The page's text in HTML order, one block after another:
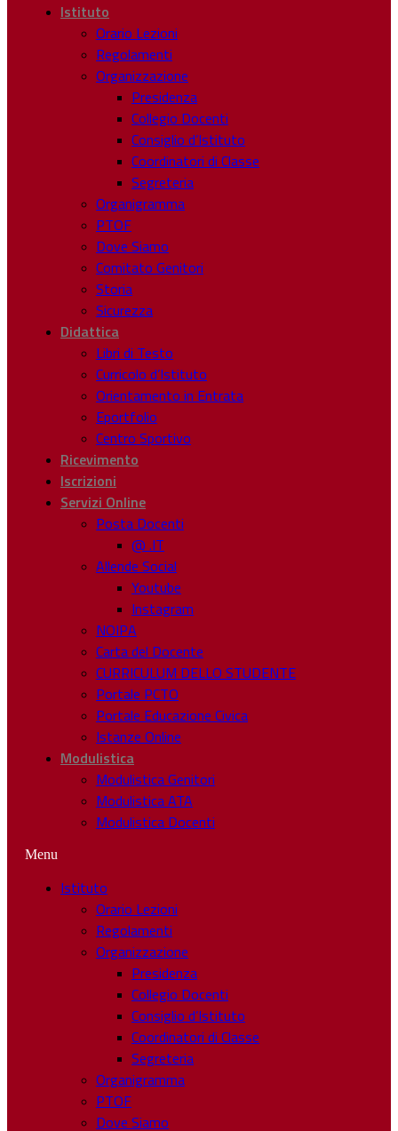
Istituto
Orario Lezioni
Regolamenti
Organizzazione
Presidenza
Collegio Docenti
Consiglio d’Istituto
Coordinatori di Classe
Segreteria
Organigramma
PTOF
Dove Siamo
Comitato Genitori
Storia
Sicurezza
Didattica
Libri di Testo
Curricolo d’Istituto
Orientamento in Entrata
Eportfolio
Centro Sportivo
Ricevimento
Iscrizioni
Servizi Online
Posta Docenti
@ .IT
Allende Social
Youtube
Instagram
NOIPA
Carta del Docente
CURRICULUM DELLO STUDENTE
Portale PCTO
Portale Educazione Civica
Istanze Online
Modulistica
Modulistica Genitori
Modulistica ATA
Modulistica Docenti
Menu
Istituto
Orario Lezioni
Regolamenti
Organizzazione
Presidenza
Collegio Docenti
Consiglio d’Istituto
Coordinatori di Classe
Segreteria
Organigramma
PTOF
Dove Siamo